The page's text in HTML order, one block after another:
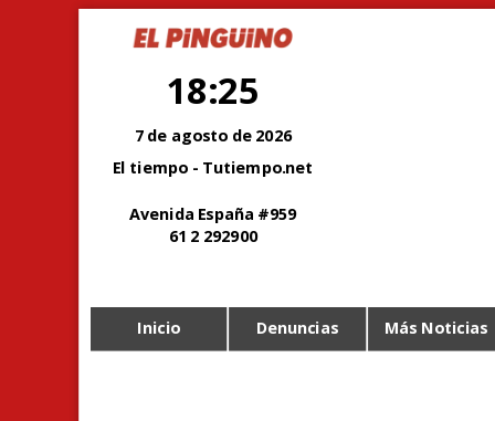
18:25
7 de agosto de 2026
El tiempo - Tutiempo.net
Avenida España #959
61 2 292900
Inicio Denuncias Más Noticias